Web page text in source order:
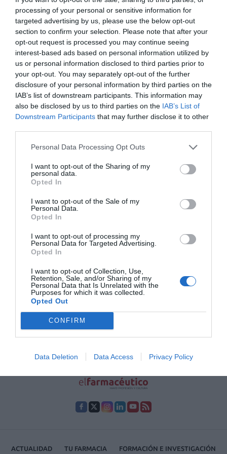
processing of your personal or sensitive information for
targeted advertising by us, please use the below opt-out
section to confirm your selection. Please note that after your
opt-out request is processed you may continue seeing
interest-based ads based on personal information utilized by
us or personal information disclosed to third parties prior to
your opt-out. You may separately opt-out of the further
disclosure of your personal information by third parties on the
IAB’s list of downstream participants. This information may
also be disclosed by us to third parties on the IAB’s List of
Downstream Participants that may further disclose it to other
Personal Data Processing Opt Outs
I want to opt-out of the Sharing of my
personal data.
Opted In
I want to opt-out of the Sale of my
Personal Data.
Opted In
I want to opt-out of processing my
Personal Data for Targeted Advertising.
Opted In
I want to opt-out of Collection, Use,
Retention, Sale, and/or Sharing of my
Personal Data that Is Unrelated with the
Purposes for which it was collected.
Opted Out
CONFIRM
Data Deletion Data Access Privacy Policy
infecciones vaginales
Noticias y novedades Redacción
25/07/2019
Las infecciones vaginales son uno de los motivos más frecuentes de
consulta ginecológica. La mitad de las mujeres habrán sufrido por lo
menos un episodio antes de los 25 años, y su incidencia aumenta
entre las mujeres premenopáusicas. Además, un gran número de
estas infecciones sufren recaídas pasado algún tiempo por lo que es
recomendable tomar precauciones para minimizar sus efectos e
incluso poder prevenir su reaparición.
ORDESA lanza DONNAPlus+
Floboric para combatir las
Noticias y novedades
Redacción
Con la finalidad de ofrecer una alternativa a
tratamiento y prevención.
Lo más leído
farmacia: claves para decidir con criterio
La farmacia, un apoyo esencial en el cuidado infantil
Récord de comunicaciones para el 24 Congreso Nacional
Farmacéutico de Oviedo
ACTUALIDAD TU FARMACIA FORMACIÓN E INVESTIGACIÓN